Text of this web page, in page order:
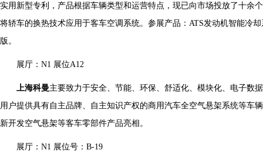
实用新型专利，产品根据车辆类型和运营特点，现已向市场投放了十余
将轿车的换热技术应用于客车空调系统。参展产品：ATS发动机智能冷
版。
展厅：N1 展位A12
上海科曼主要致力于安全、节能、环保、舒适化、模块化、电子数
用户提供具有自主品牌、自主知识产权的商用汽车全空气悬架系统等车
新开发空气悬架等客车零部件产品亮相。
展厅：N1 展位号：B-19